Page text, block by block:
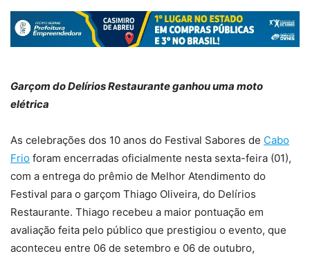
Garçom do Delírios Restaurante ganhou uma moto
elétrica
As celebrações dos 10 anos do Festival Sabores de Cabo
Frio foram encerradas oficialmente nesta sexta-feira (01),
com a entrega do prêmio de Melhor Atendimento do
Festival para o garçom Thiago Oliveira, do Delírios
Restaurante. Thiago recebeu a maior pontuação em
avaliação feita pelo público que prestigiou o evento, que
aconteceu entre 06 de setembro e 06 de outubro,